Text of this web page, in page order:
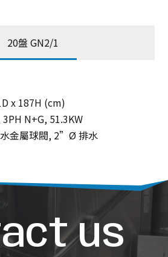
20盤 GN2/1
x 187H (cm)
N+G, 51.3KW
金屬球閥, 2”Ø 排水
us